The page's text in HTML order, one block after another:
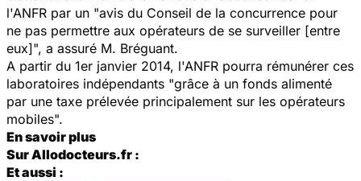
l'ANFR par un "avis du Conseil de la concurrence pour
ne pas permettre aux opérateurs de se surveiller [entre
eux]", a assuré M. Bréguant.
A partir du 1er janvier 2014, l'ANFR pourra rémunérer ces
laboratoires indépendants "grâce à un fonds alimenté
par une taxe prélevée principalement sur les opérateurs
mobiles".
En savoir plus
Sur Allodocteurs.fr :
Et aussi :